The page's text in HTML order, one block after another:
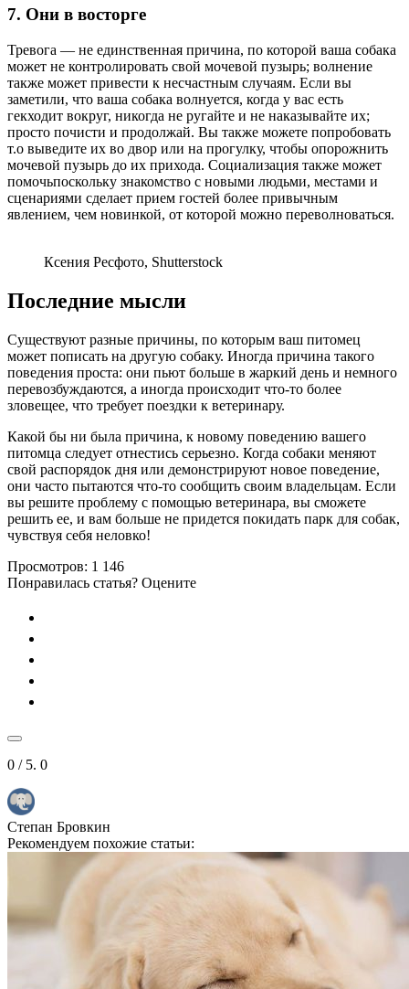
7. Они в восторге
Тревога — не единственная причина, по которой ваша собака
может не контролировать свой мочевой пузырь; волнение
также может привести к несчастным случаям. Если вы
заметили, что ваша собака волнуется, когда у вас есть
гекходит вокруг, никогда не ругайте и не наказывайте их;
просто почисти и продолжай. Вы также можете попробовать
т.o выведите их во двор или на прогулку, чтобы опорожнить
мочевой пузырь до их прихода. Социализация также может
помочьпоскольку знакомство с новыми людьми, местами и
сценариями сделает прием гостей более привычным
явлением, чем новинкой, от которой можно переволноваться.
Ксения Ресфото, Shutterstock
Последние мысли
Существуют разные причины, по которым ваш питомец
может пописать на другую собаку. Иногда причина такого
поведения проста: они пьют больше в жаркий день и немного
перевозбуждаются, а иногда происходит что-то более
зловещее, что требует поездки к ветеринару.
Какой бы ни была причина, к новому поведению вашего
питомца следует отнестись серьезно. Когда собаки меняют
свой распорядок дня или демонстрируют новое поведение,
они часто пытаются что-то сообщить своим владельцам. Если
вы решите проблему с помощью ветеринара, вы сможете
решить ее, и вам больше не придется покидать парк для собак,
чувствуя себя неловко!
Просмотров: 1 146
Понравилась статья? Оцените
0 / 5. 0
Степан Бровкин
Рекомендуем похожие статьи: